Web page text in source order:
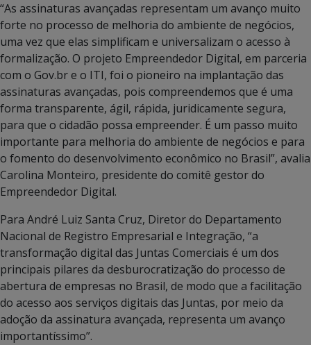
“As assinaturas avançadas representam um avanço muito
forte no processo de melhoria do ambiente de negócios,
uma vez que elas simplificam e universalizam o acesso à
formalização. O projeto Empreendedor Digital, em parceria
com o Gov.br e o ITI, foi o pioneiro na implantação das
assinaturas avançadas, pois compreendemos que é uma
forma transparente, ágil, rápida, juridicamente segura,
para que o cidadão possa empreender. É um passo muito
importante para melhoria do ambiente de negócios e para
o fomento do desenvolvimento econômico no Brasil”, avalia
Carolina Monteiro, presidente do comitê gestor do
Empreendedor Digital.
Para André Luiz Santa Cruz, Diretor do Departamento
Nacional de Registro Empresarial e Integração, “a
transformação digital das Juntas Comerciais é um dos
principais pilares da desburocratização do processo de
abertura de empresas no Brasil, de modo que a facilitação
do acesso aos serviços digitais das Juntas, por meio da
adoção da assinatura avançada, representa um avanço
importantíssimo”.